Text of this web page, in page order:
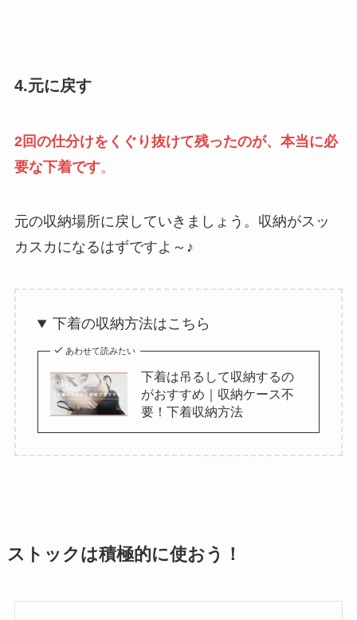
4.元に戻す
2回の仕分けをくぐり抜けて残ったのが、本当に必
要な下着です。
元の収納場所に戻していきましょう。収納がスッ
カスカになるはずですよ～♪
下着の収納方法はこちら
あわせて読みたい
下着は吊るして収納するの
がおすすめ｜収納ケース不
要！下着収納方法
ストックは積極的に使おう！